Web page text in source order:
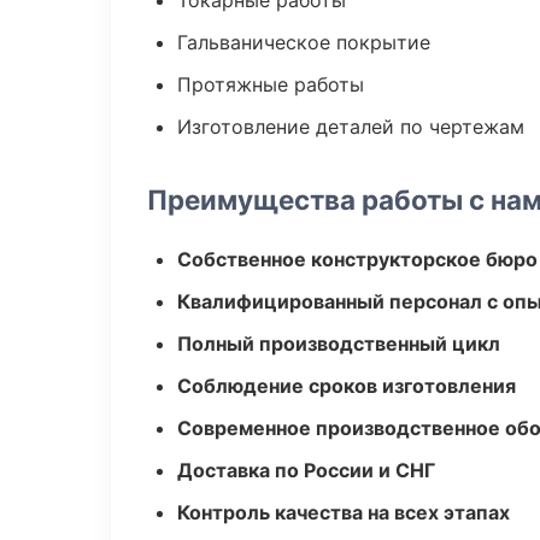
Гальваническое покрытие
Протяжные работы
Изготовление деталей по чертежам
Преимущества работы с
Собственное конструкторское бюро
Квалифицированный персонал с
Полный производственный цикл
Соблюдение сроков изготовления
Современное производственное
Доставка по России и СНГ
Контроль качества на всех этапах